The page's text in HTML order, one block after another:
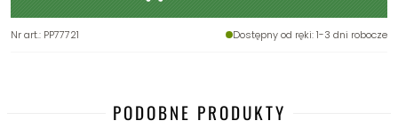
Nr art.: PP77721 Dostępny od ręki: 1-3 dni robocze
PODOBNE PRODUKTY